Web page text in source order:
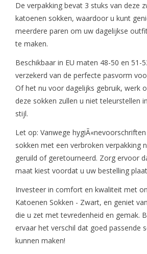
De verpakking bevat 3 stuks van deze
katoenen sokken, waardoor u kunt
meerdere paren om uw dagelijkse
te maken.
Beschikbaar in EU maten 48-50 en 51-
verzekerd van de perfecte pasvorm
Of het nu voor dagelijks gebruik, werk
deze sokken zullen u niet teleurstellen
stijl.
Let op: Vanwege
sokken met een verbroken verpakking
geruild of geretourneerd. Zorg ervoor
maat kiest voordat u uw bestelling
Investeer in comfort en kwaliteit met
Katoenen Sokken - Zwart, en geniet
die u zet met tevredenheid en gemak.
ervaar het verschil dat goed passende
kunnen maken!